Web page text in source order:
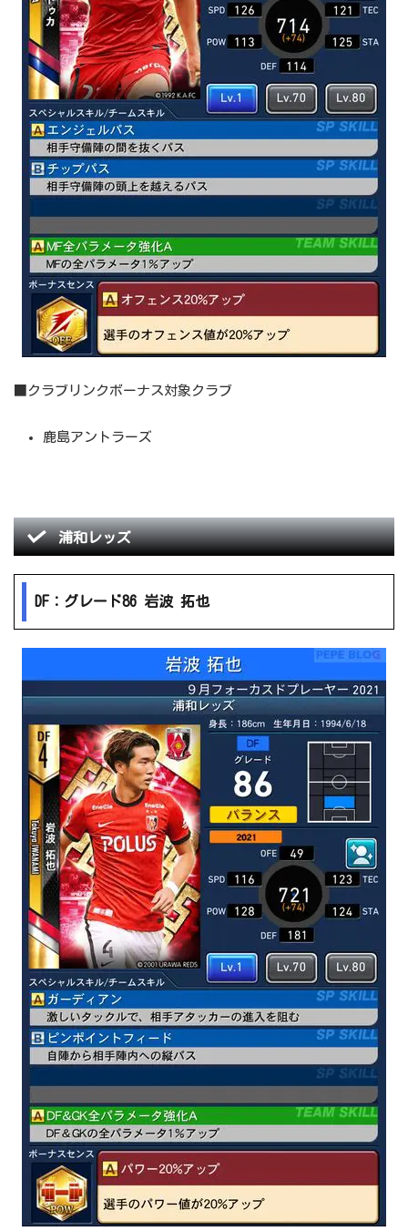
■クラブリンクボーナス対象クラブ
鹿島アントラーズ
浦和レッズ
DF：グレード86 岩波 拓也